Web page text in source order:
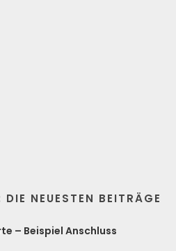
NEUESTEN BEITRÄGE
– Beispiel Anschluss